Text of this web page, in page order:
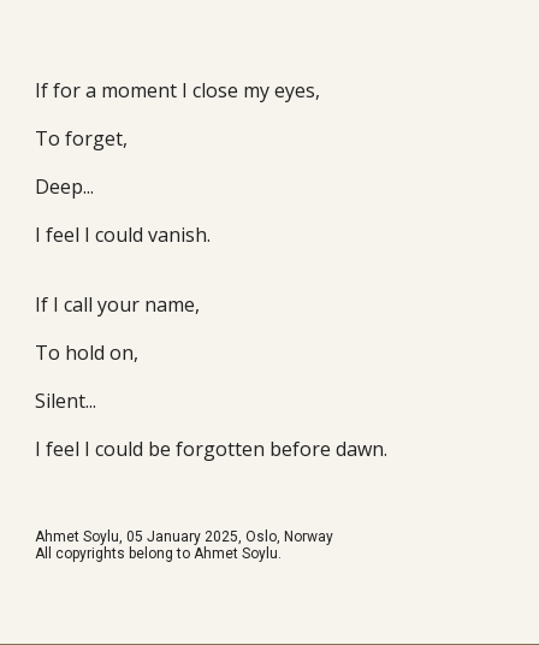
If for a moment I close my eyes,
To forget,
Deep...
I feel I could vanish.
If I call your name,
To hold on,
Silent...
I feel I could be forgotten before dawn.
Ahmet Soylu, 05January 2025, Oslo, Norway
All copyrights belong to Ahmet Soylu.